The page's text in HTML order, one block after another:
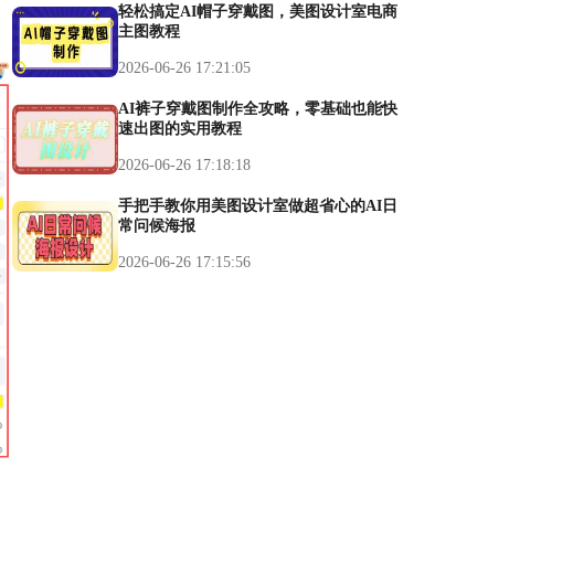
轻松搞定AI帽子穿戴图，美图设计室电商
主图教程
2026-06-26 17:21:05
AI裤子穿戴图制作全攻略，零基础也能快
速出图的实用教程
2026-06-26 17:18:18
手把手教你用美图设计室做超省心的AI日
常问候海报
2026-06-26 17:15:56